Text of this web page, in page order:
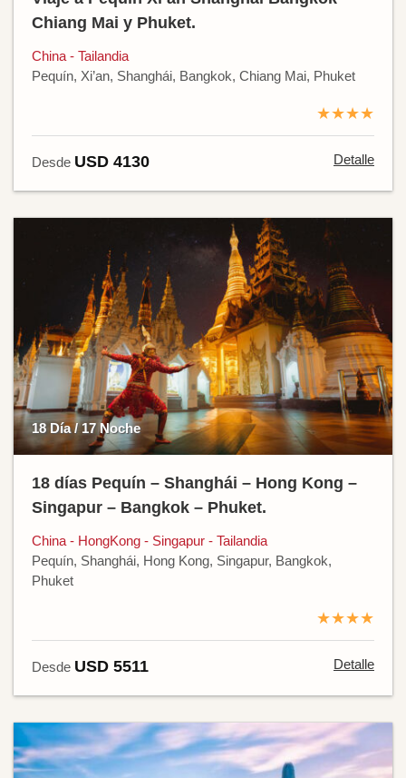
Chiang Mai y Phuket.
China - Tailandia
Pequín, Xi’an, Shanghái, Bangkok, Chiang Mai, Phuket
★★★★
Desde USD 4130 Detalle
18 Día / 17 Noche
18 días Pequín – Shanghái – Hong Kong –
Singapur – Bangkok – Phuket.
China - HongKong - Singapur - Tailandia
Pequín, Shanghái, Hong Kong, Singapur, Bangkok,
Phuket
★★★★
Desde USD 5511 Detalle